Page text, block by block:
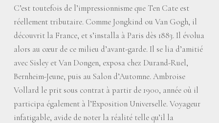
C’est toutefois de l’impressionnisme que Ten Cate est
réellement tributaire. Comme Jongkind ou Van Gogh, il
découvrit la France, et s’installa à Paris dès 1883. Il évolua
alors au cœur de ce milieu d’avant-garde. Il se lia d’amitié
avec Sisley et Van Dongen, exposa chez Durand-Ruel,
Bernheim-Jeune, puis au Salon d’Automne. Ambroise
Vollard le prit sous contrat à partir de 1900, année où il
participa également à l’Exposition Universelle. Voyageur
infatigable, avide de noter la réalité telle qu’il la